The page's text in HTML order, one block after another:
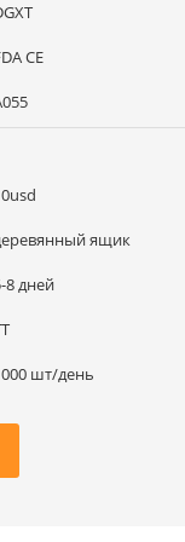
CE
ящик
8 дней
шт/день